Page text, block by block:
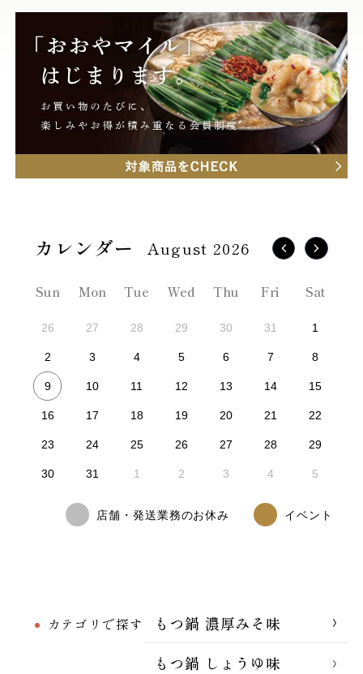
カテゴリで探す
もつ鍋 濃厚みそ味
もつ鍋 しょうゆ味
August 2026
Sun Mon Tue Wed Thu Fri Sat
26 27 28 29 30 31 1
2 3 4 5 6 7 8
9 10 11 12 13 14 15
16 17 18 19 20 21 22
23 24 25 26 27 28 29
30 31 1 2 3 4 5
店舗・発送業務のお休み イベント